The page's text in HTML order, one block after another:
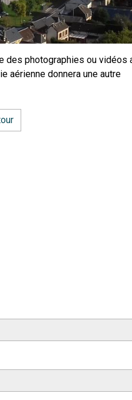
photographies ou vidéos
aérienne donnera une autre